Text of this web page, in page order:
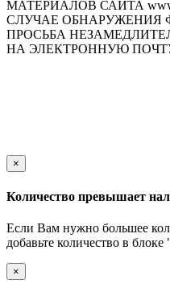
МАТЕРИАЛОВ САЙТА
СЛУЧАЕ ОБНАРУЖЕНИЯ
ПРОСЬБА
НА ЭЛЕКТРОННУЮ ПОЧТУ
×
Количество превышает
Если Вам нужно большее
добавьте количество в блоке
×